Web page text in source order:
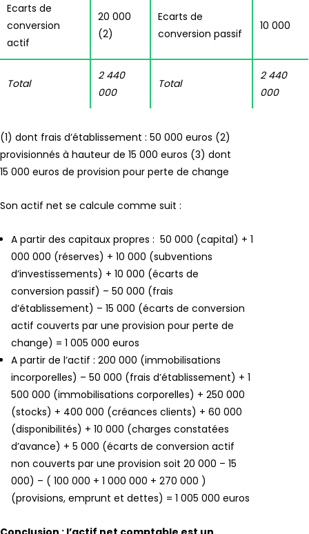
Ecarts de
conversion
actif
20 000
(2)
Ecarts de
conversion passif
10 000
Total
2 440
000
Total
2 440
000
(1) dont frais d’établissement : 50 000 euros (2)
provisionnés à hauteur de 15 000 euros (3) dont
15 000 euros de provision pour perte de change
Son actif net se calcule comme suit :
A partir des capitaux propres : 50 000 (capital) + 1
000 000 (réserves) + 10 000 (subventions
d’investissements) + 10 000 (écarts de
conversion passif) – 50 000 (frais
d’établissement) – 15 000 (écarts de conversion
actif couverts par une provision pour perte de
change) = 1 005 000 euros
A partir de l’actif : 200 000 (immobilisations
incorporelles) – 50 000 (frais d’établissement) + 1
500 000 (immobilisations corporelles) + 250 000
(stocks) + 400 000 (créances clients) + 60 000
(disponibilités) + 10 000 (charges constatées
d’avance) + 5 000 (écarts de conversion actif
non couverts par une provision soit 20 000 – 15
000) – ( 100 000 + 1 000 000 + 270 000 )
(provisions, emprunt et dettes) = 1 005 000 euros